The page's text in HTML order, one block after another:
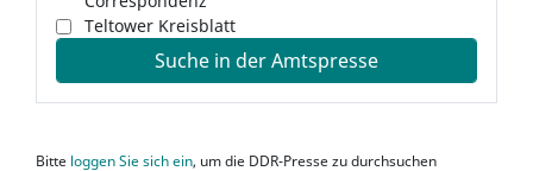
Teltower Kreisblatt
Suche in der Amtspresse
Bitte loggen Sie sich ein, um die DDR-Presse zu durchsuchen